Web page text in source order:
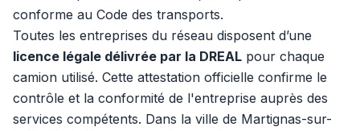
conforme au Code des transports.
Toutes les entreprises du réseau disposent d’une
licence légale délivrée par la DREAL pour chaque
camion utilisé. Cette attestation officielle confirme le
contrôle et la conformité de l'entreprise auprès des
services compétents. Dans la ville de Martignas-sur-